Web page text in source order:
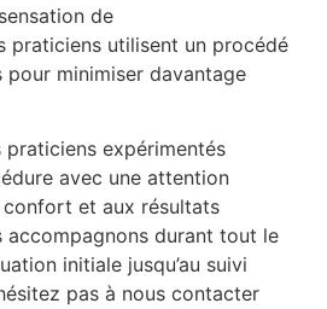
de
praticiens utilisent un procédé
minimiser davantage
praticiens expérimentés
avec une attention
et aux résultats
accompagnons durant tout le
initiale jusqu’au suivi
pas à nous contacter